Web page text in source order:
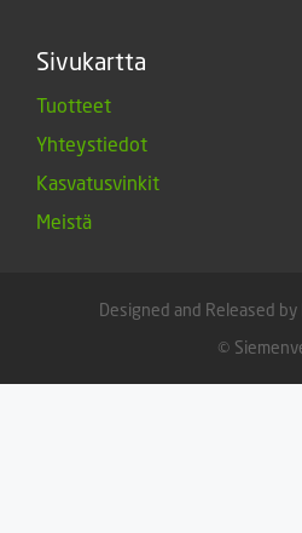
Sivukartta
Tuotteet
Yhteystiedot
Kasvatusvinkit
Meistä
Designed and Released by
©